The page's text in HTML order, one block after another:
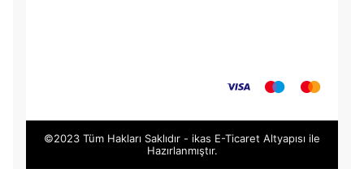
©2023 Tüm Hakları Saklıdır - ikas E-Ticaret Altyapısı ile
Hazırlanmıştır.